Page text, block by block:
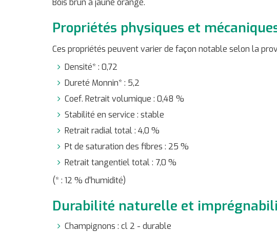
Bois brun à jaune orangé.
Propriétés physiques et
Ces propriétés peuvent varier de façon notable selon la
Densité* : 0,72
Dureté Monnin* : 5,2
Coef. Retrait volumique : 0,48 %
Stabilité en service : stable
Retrait radial total : 4,0 %
Pt de saturation des fibres : 25 %
Retrait tangentiel total : 7,0 %
(* : 12 % d'humidité)
Durabilité naturelle et
Champignons : cl 2 - durable